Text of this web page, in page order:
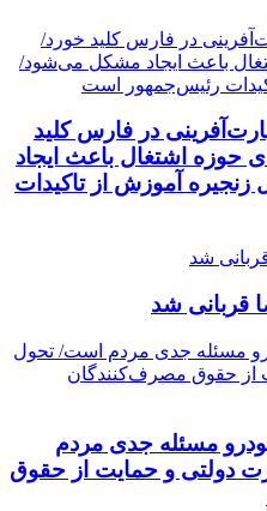
در فارس کلید
حوزه اشتغال باعث ایجاد
آموزش از تاکیدات
قربانی شد
مسئله جدی مردم
دولتی و حمایت از حقوق